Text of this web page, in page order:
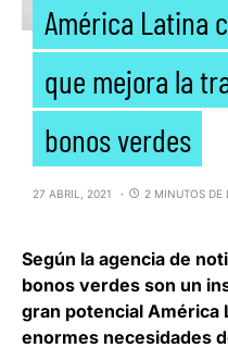
América Latina
que mejora la
bonos verdes
27 ABRIL, 2021 2 MINUTOS DE
Según la agencia de
bonos verdes son un
gran potencial América
enormes necesidades